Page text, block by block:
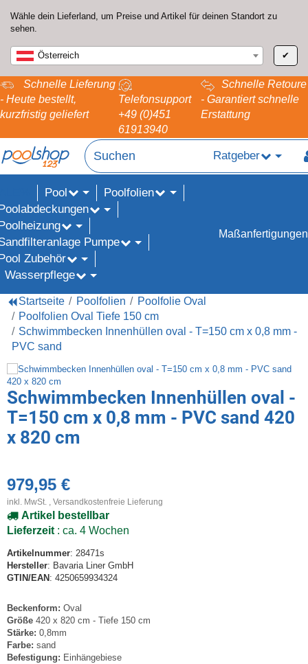
Wähle dein Lieferland, um Preise und Artikel für deinen Standort zu
sehen.
Österreich ✔
Schnelle Lieferung
- Heute bestellt,
kurzfristig geliefert
Telefonsupport
+49 (0)451
61913940
Schnelle Retoure
- Garantiert schnelle
Erstattung
Ratgeber
Pool
Poolfolien
Pumpe
Zubehör
Wasserpflege
Maßanfertigungen
Startseite Poolfolien
Poolfolie Oval
Poolfolien Oval Tiefe 150 cm
Schwimmbecken Innenhüllen oval - T=150 cm x 0,8 mm -
PVC sand
Schwimmbecken Innenhüllen oval -
T=150 cm x 0,8 mm - PVC sand 420
x 820 cm
979,95 €
inkl. MwSt. , Versandkostenfreie Lieferung
Artikel bestellbar
Lieferzeit : ca. 4 Wochen
Artikelnummer: 28471s
Hersteller: Bavaria Liner GmbH
GTIN/EAN : 4250659934324
Beckenform: Oval
Größe 420 x 820 cm - Tiefe 150 cm
Stärke: 0,8mm
Farbe: sand
Befestigung: Einhängebiese